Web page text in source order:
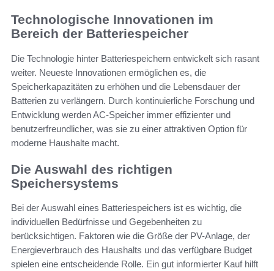
Technologische Innovationen im
Bereich der Batteriespeicher
Die Technologie hinter Batteriespeichern entwickelt sich rasant
weiter. Neueste Innovationen ermöglichen es, die
Speicherkapazitäten zu erhöhen und die Lebensdauer der
Batterien zu verlängern. Durch kontinuierliche Forschung und
Entwicklung werden AC-Speicher immer effizienter und
benutzerfreundlicher, was sie zu einer attraktiven Option für
moderne Haushalte macht.
Die Auswahl des richtigen
Speichersystems
Bei der Auswahl eines Batteriespeichers ist es wichtig, die
individuellen Bedürfnisse und Gegebenheiten zu
berücksichtigen. Faktoren wie die Größe der PV-Anlage, der
Energieverbrauch des Haushalts und das verfügbare Budget
spielen eine entscheidende Rolle. Ein gut informierter Kauf hilft